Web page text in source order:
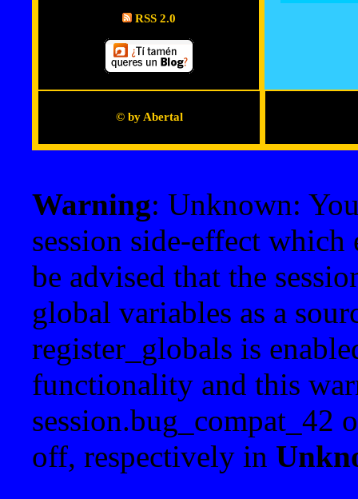
RSS 2.0
© by Abertal
Warning: Unknown:
session side-effect
be advised that the
global variables as a
register_globals is
functionality and this
session.bug_compat_42
off, respectively in